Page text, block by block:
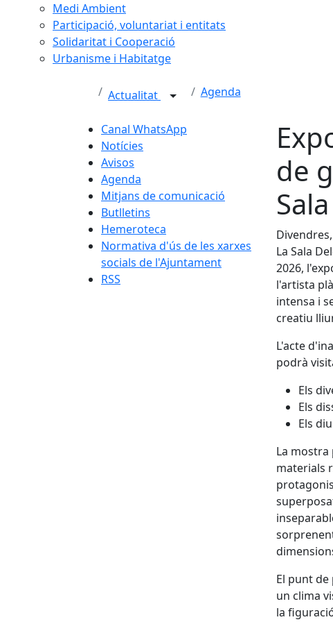
Medi Ambient
Participació, voluntariat i entitats
Solidaritat i Cooperació
Urbanisme i Habitatge
Actualitat Agenda
Canal WhatsApp
Notícies
Avisos
Agenda
Mitjans de comunicació
Butlletins
Hemeroteca
Normativa d'ús de les xarxes
socials de l'Ajuntament
RSS
de
La Sala
2026,
l'artista
intensa i
creatiu
L'acte
podrà
Els
Els
Els
La
materials
El punt
un clima
la